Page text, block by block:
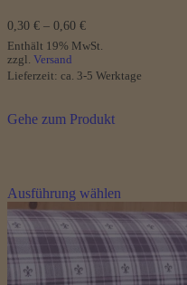
0,30 € – 0,60 €Preisspanne:
0,30 €
bis
0,60 €
Enthält 19% MwSt.
zzgl. Versand
Lieferzeit: ca. 3-5 Werktage
Gehe zum Produkt
Ausführung wählenProdukt
weist
mehrere
Varianten
auf.
Die